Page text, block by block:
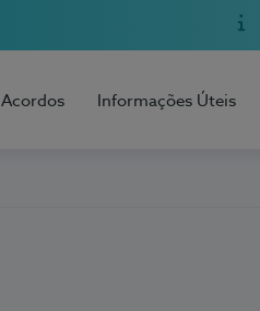
Acordos Informações Úteis